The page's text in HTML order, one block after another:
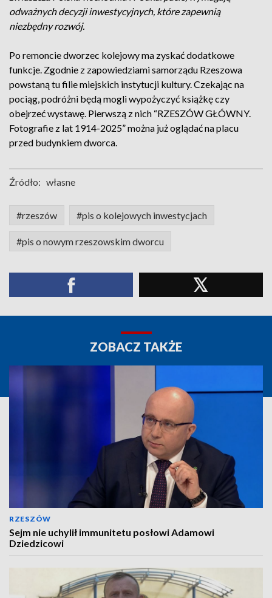
odważnych decyzji inwestycyjnych, które zapewnią
niezbędny rozwój.
Po remoncie dworzec kolejowy ma zyskać dodatkowe
funkcje. Zgodnie z zapowiedziami samorządu Rzeszowa
powstaną tu filie miejskich instytucji kultury. Czekając na
pociąg, podróżni będą mogli wypożyczyć książkę czy
obejrzeć wystawę. Pierwszą z nich “RZESZÓW GŁÓWNY.
Fotografie z lat 1914-2025” można już oglądać na placu
przed budynkiem dworca.
Źródło: własne
#rzeszów #pis o kolejowych inwestycjach
#pis o nowym rzeszowskim dworcu
ZOBACZ TAKŻE
RZESZÓW
Sejm nie uchylił immunitetu posłowi Adamowi
Dziedzicowi